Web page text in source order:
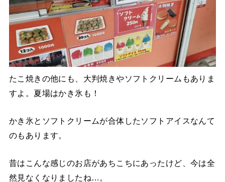
たこ焼きの他にも、大判焼きやソフトクリームもありま
すよ。夏場はかき氷も！
かき氷とソフトクリームが合体したソフトアイスなんて
のもあります。
昔はこんな感じのお店があちこちにあったけど、今は全
然見なくなりましたね…。